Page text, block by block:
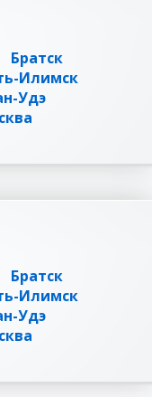
Братск
Илимск
Удэ
Братск
Илимск
Удэ